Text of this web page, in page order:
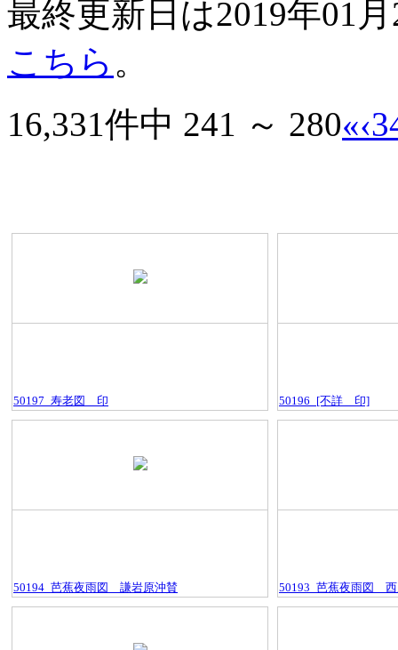
最終更新日は2019年01
こちら 。
16,331件中 241 ～ 280«‹3
50197_寿老図＿印 50196_[不詳＿印]
50194_芭蕉夜雨図＿謙岩原沖賛 50193_芭蕉夜雨図＿